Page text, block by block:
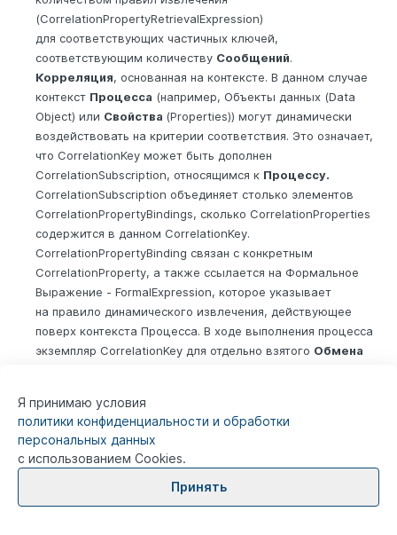
(CorrelationPropertyRetrievalExpression)
для соответствующих частичных ключей,
соответствующим количеству Сообщений.
Корреляция, основанная на контексте. В данном случае
контекст Процесса (например, Объекты данных (Data
Object) или Свойства (Properties)) могут динамически
воздействовать на критерии соответствия. Это означает,
что CorrelationKey может быть дополнен
CorrelationSubscription, относящимся к Процессу.
CorrelationSubscription объединяет столько элементов
CorrelationPropertyBindings, сколько CorrelationProperties
содержится в данном CorrelationKey.
CorrelationPropertyBinding связан с конкретным
CorrelationProperty, а также ссылается на Формальное
Выражение - FormalExpression, которое указывает
на правило динамического извлечения, действующее
поверх контекста Процесса. В ходе выполнения процесса
экземпляр CorrelationKey для отдельно взятого Обмена
и используя FormalExpressions (формальные выражения).
В этом смысле изменения в контекстеПроцесса
менять условия корреляции.
может быть использована в
Я принимаю условия
политики конфиденциальности и обработки
персональных данных
с использованием Cookies.
Принять